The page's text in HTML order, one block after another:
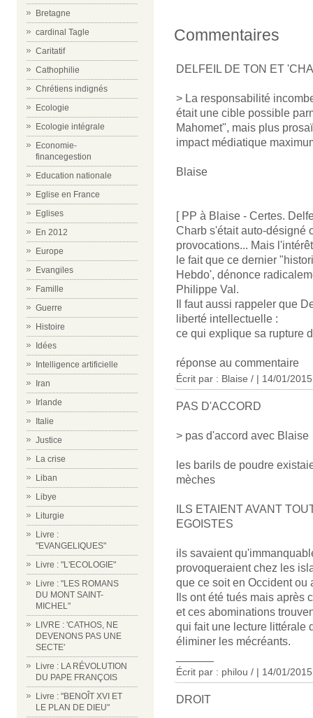
Bretagne
cardinal Tagle
Caritatif
Cathophilie
Chrétiens indignés
Ecologie
Ecologie intégrale
Economie-
financegestion
Education nationale
Eglise en France
Eglises
En 2012
Europe
Evangiles
Famille
Guerre
Histoire
Idées
Intelligence artificielle
Iran
Irlande
Italie
Justice
La crise
Liban
Libye
Liturgie
Livre :
"EVANGELIQUES"
Livre : "L'ECOLOGIE"
Livre : "LES ROMANS
DU MONT SAINT-
MICHEL"
LIVRE : 'CATHOS, NE
DEVENONS PAS UNE
SECTE'
Livre : LA RÉVOLUTION
DU PAPE FRANÇOIS
Livre : "BENOÎT XVI ET
LE PLAN DE DIEU"
Commentaires
DELFEIL DE TON ET
> La responsabilité
était une cible possible
Mahomet", mais plus
impact médiatique
Blaise
[ PP à Blaise - Certes.
Charb s'était auto-désigné
provocations... Mais
le fait que ce dernier
Hebdo', dénonce
Philippe Val.
Il faut aussi rappeler que
liberté intellectuelle :
ce qui explique sa rupture
réponse au commentaire
Écrit par : Blaise / | 14/01/2015
PAS D'ACCORD
> pas d'accord avec Blaise
les barils de poudre
mèches
ILS ETAIENT AVANT
EGOISTES
ils savaient
provoqueraient chez les
que ce soit en Occident ou
Ils ont été tués mais après
et ces abominations
qui fait une lecture littérale
éliminer les mécréants.
Écrit par : philou / | 14/01/2015
DROIT